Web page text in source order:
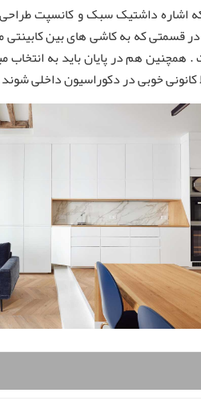
اشاره داشتیک سبک و کانسپت
قسمتی که به کاشی های بین کابینتی
هم در پایان باید به انتخاب
کانونی خوبی در دکوراسیون داخلی